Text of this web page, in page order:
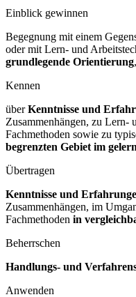
Einblick gewinnen
Begegnung mit einem
oder mit Lern- und
grundlegende Orientierung
Kennen
überKenntnisse und
Zusammenhängen, zu Lern-
Fachmethoden sowie zu
begrenzten Gebiet im
Übertragen
Kenntnisse und
Zusammenhängen, im
Fachmethoden in
Beherrschen
Handlungs- und
Anwenden